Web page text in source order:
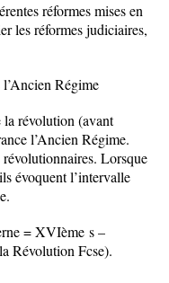
réformes mises en
les réformes judiciaires,
Régime
révolution (avant
l’Ancien Régime.
Lorsque
évoquent l’intervalle
= XVIème s –
Révolution Fcse).